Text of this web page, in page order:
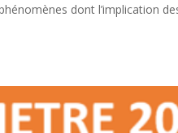
dont l’implication